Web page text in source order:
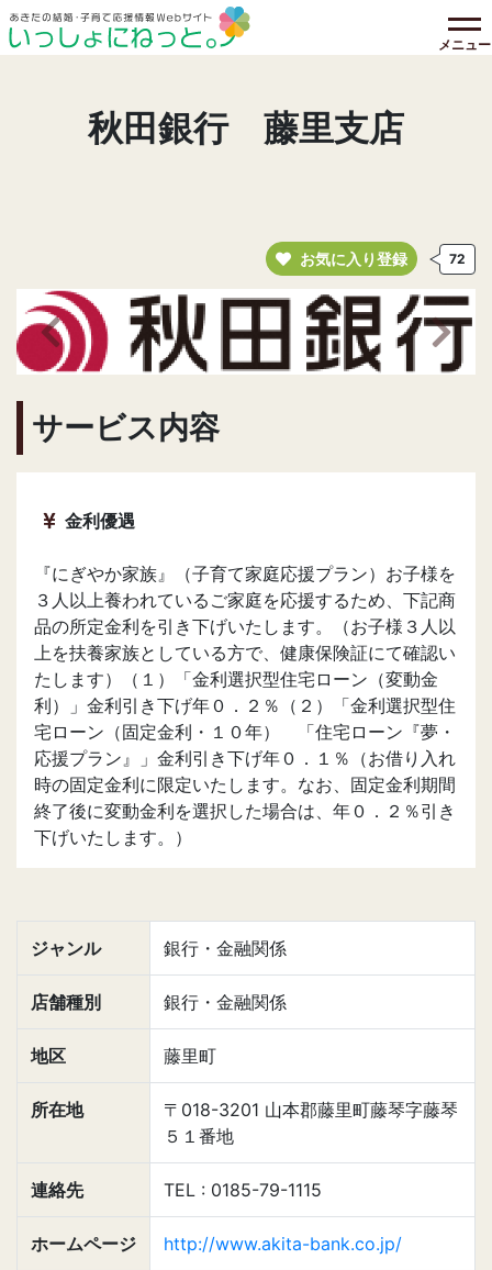
メニュー
秋田銀行 藤里支店
お気に入り登録 72
前の画像へ 次の
サービス内容
金利優遇
『にぎやか家族』（子育て家庭応援プラン）お子様を
３人以上養われているご家庭を応援するため、下記商
品の所定金利を引き下げいたします。（お子様３人以
上を扶養家族としている方で、健康保険証にて確認い
たします）（１）「金利選択型住宅ローン（変動金
利）」金利引き下げ年０．２％（２）「金利選択型住
宅ローン（固定金利・１０年） 「住宅ローン『夢・
応援プラン』」金利引き下げ年０．１％（お借り入れ
時の固定金利に限定いたします。なお、固定金利期間
終了後に変動金利を選択した場合は、年０．２％引き
下げいたします。）
ジャンル 銀行・金融関係
店舗種別 銀行・金融関係
地区 藤里町
所在地
〒018-3201 山本郡藤里町藤琴字藤琴
５１番地
連絡先 TEL : 0185-79-1115
ホームページ http://www.akita-bank.co.jp/